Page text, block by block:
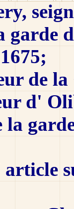
garde
de
d'
article